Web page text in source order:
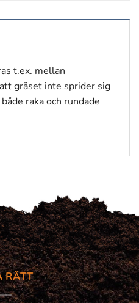
t.ex. mellan
gräset inte sprider sig
raka och rundade
RÄTT